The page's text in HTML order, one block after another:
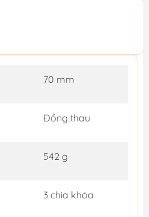
70 mm
Đồng thau
542 g
3 chìa khóa